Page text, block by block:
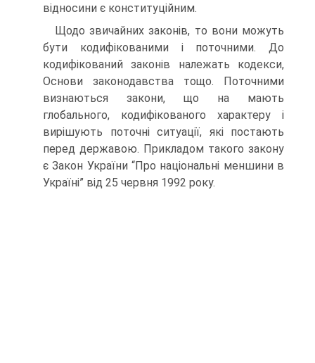
відносини є конституційним.
Щодо звичайних законів, то вони можуть
бути кодифікованими і поточними. До
кодифікований законів належать кодекси,
Основи законодавства тощо. Поточними
визнаються закони, що на мають
глобального, кодифікованого характеру і
вирішують поточні ситуації, які постають
перед державою. Прикладом такого закону
є Закон України “Про національні меншини в
Україні” від 25 червня 1992 року.